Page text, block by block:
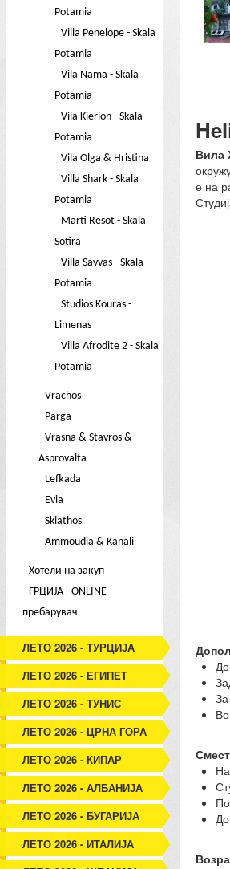
Potamia
Villa Penelope - Skala
Potamia
Vila Nama - Skala
Potamia
Vila Kierion - Skala
Potamia
Vila Olga & Hristina
Villa Shark - Skala
Potamia
Marti Resot - Skala
Sotira
Villa Savvas - Skala
Potamia
Studios Kouras -
Limenas
Villa Afrodite 2 - Skala
Potamia
Vrachos
Parga
Vrasna & Stavros &
Asprovalta
Lefkada
Evia
Skiathos
Ammoudia & Kanali
Хотели на закуп
ГРЦИЈА - ONLINE
пребарувач
ЛЕТО 2026 - ТУРЦИЈА
ЛЕТО 2026 - ЕГИПЕТ
ЛЕТО 2026 - ТУНИС
ЛЕТО 2026 - ЦРНА ГОРА
ЛЕТО 2026 - КИПАР
ЛЕТО 2026 - АЛБАНИЈА
ЛЕТО 2026 - БУГАРИЈА
ЛЕТО 2026 - ИТАЛИЈА
Вила
е на